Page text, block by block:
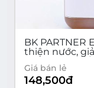
BK PARTNER
thiện nước,
tận gốc( Chai/
Giá bán lẻ
148,500đ